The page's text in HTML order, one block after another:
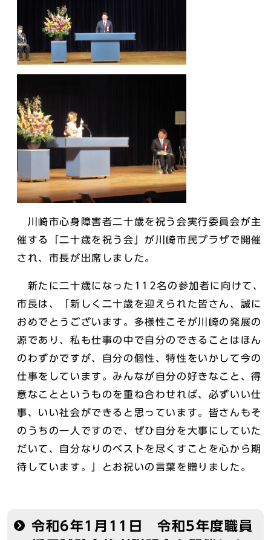
川崎市心身障害者二十歳を祝う会実行委員会が主
催する「二十歳を祝う会」が川崎市民プラザで開催
され、市長が出席しました。
新たに二十歳になった112名の参加者に向けて、
市長は、「新しく二十歳を迎えられた皆さん、誠に
おめでとうございます。多様性こそが川崎の発展の
源であり、私も仕事の中で自分のできることはほん
のわずかですが、自分の個性、特性をいかして今の
仕事をしています。みんなが自分の好きなこと、得
意なことというものを重ね合わせれば、必ずいい仕
事、いい社会ができると思っています。皆さんもそ
のうちの一人ですので、ぜひ自分を大事にしていた
だいて、自分なりのベストを尽くすことを心から期
待しています。」とお祝いの言葉を贈りました。
令和6年1月11日 令和5年度職員